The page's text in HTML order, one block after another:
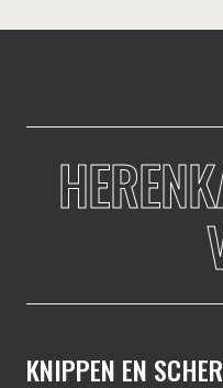
KNIPPEN EN